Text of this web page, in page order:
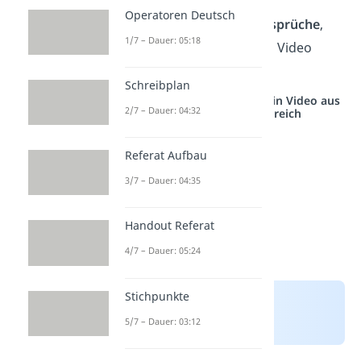
Tipp:Fürgute Anmachsprüche,
schauhierbei unserem Video
Studyflix vernetzt: Hier ein Video aus
einem anderen Bereich
Operatoren Deutsch
1/7 – Dauer: 05:18
Schreibplan
2/7 – Dauer: 04:32
Referat Aufbau
3/7 – Dauer: 04:35
Handout Referat
4/7 – Dauer: 05:24
Stichpunkte
5/7 – Dauer: 03:12